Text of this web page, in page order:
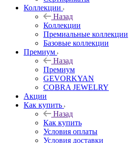
Коллекции
Назад
Коллекции
Премиальные коллекции
Базовые коллекции
Премиум
Назад
Премиум
GEVORKYAN
COBRA JEWELRY
Акции
Как купить
Назад
Как купить
Условия оплаты
Условия доставки